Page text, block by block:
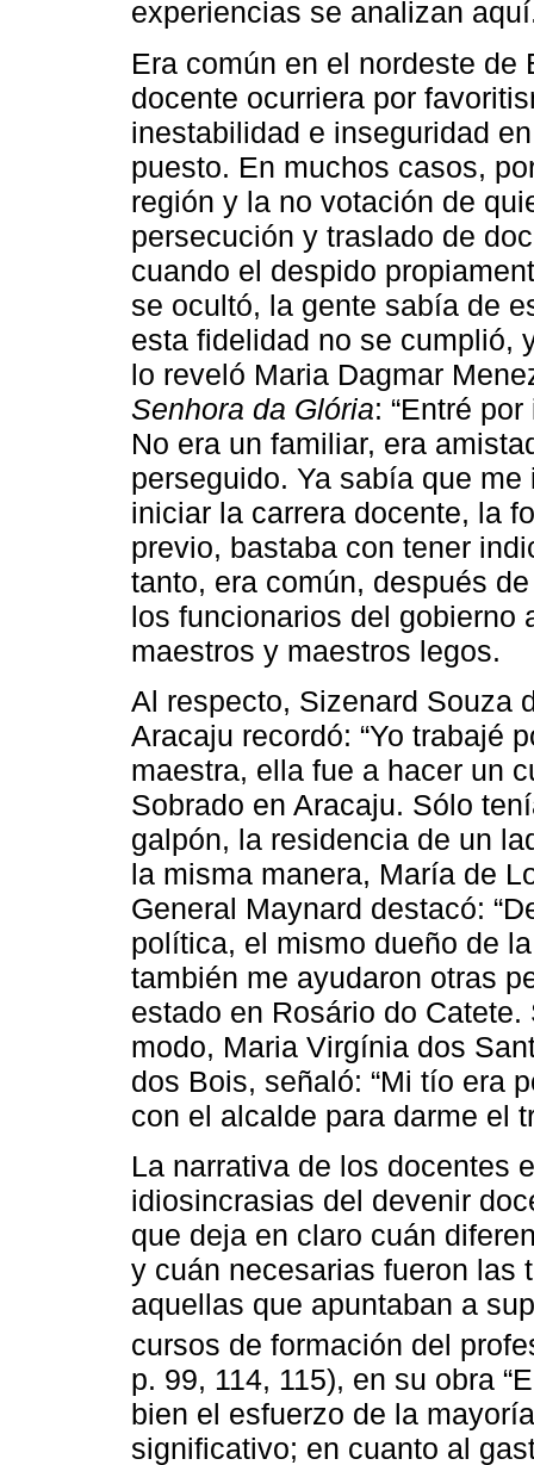
experiencias se analizan
Era común en el nordeste
docente ocurriera por
inestabilidad e inseguridad
puesto. En muchos casos,
región y la no votación de
persecución y traslado de
cuando el despido
se ocultó, la gente sabía de
esta fidelidad no se cumplió,
lo reveló Maria Dagmar
Senhora da Glória: “Entré
No era un familiar, era
perseguido. Ya sabía que
iniciar la carrera docente, la
previo, bastaba con tener
tanto, era común, después
los funcionarios del gobierno
maestros y maestros legos.
Al respecto, Sizenard Souza
Aracaju recordó: “Yo trabajé
maestra, ella fue a hacer un
Sobrado en Aracaju. Sólo
galpón, la residencia de un
la misma manera, María de
General Maynard destacó:
política, el mismo dueño de
también me ayudaron otras
estado en Rosário do
modo, Maria Virgínia dos
dos Bois, señaló: “Mi tío era
con el alcalde para darme el
La narrativa de los docentes
idiosincrasias del devenir
que deja en claro cuán
y cuán necesarias fueron las
aquellas que apuntaban a
cursos de formación del
p. 99, 114, 115), en su obra
bien el esfuerzo de la
significativo; en cuanto al